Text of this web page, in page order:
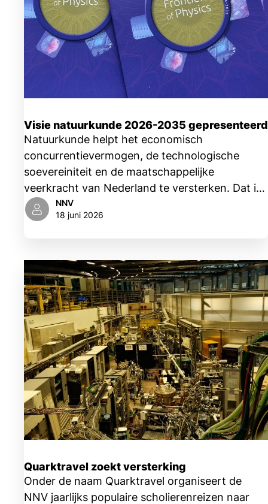
Visie natuurkunde 2026-2035 gepresenteerd
Natuurkunde helpt het economisch
concurrentievermogen, de technologische
soevereiniteit en de maatschappelijke
veerkracht van Nederland te versterken. Dat is
een van de conclusies in het rapport
of Physics, dat gisteren in Utrecht werd
NNV
18 juni 2026
Quarktravel zoekt versterking
Onder de naam Quarktravel organiseert de
NNV jaarlijks populaire scholierenreizen naar